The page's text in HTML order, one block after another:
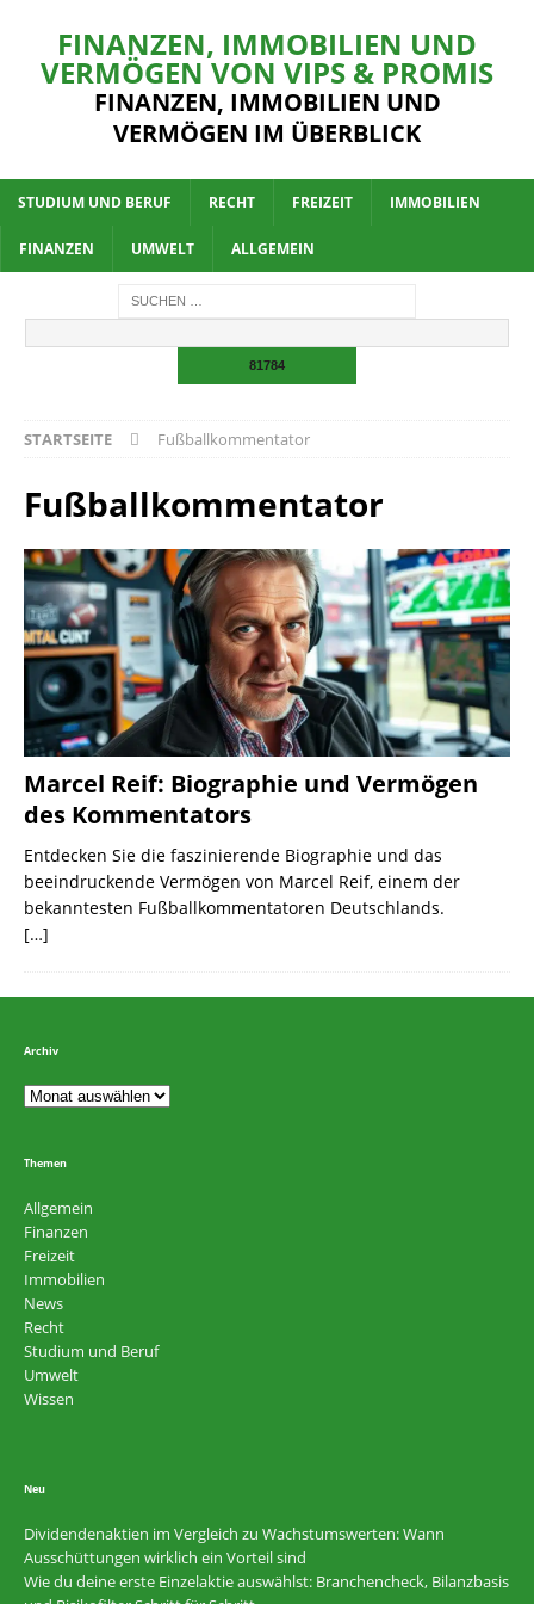
FINANZEN, IMMOBILIEN UND
VERMÖGEN VON VIPS & PROMIS
FINANZEN, IMMOBILIEN UND
VERMÖGEN IM ÜBERBLICK
STUDIUM UND BERUF RECHT FREIZEIT IMMOBILIEN
FINANZEN UMWELT ALLGEMEIN
STARTSEITE Fußballkommentator
Fußballkommentator
Marcel Reif: Biographie und Vermögen
des Kommentators
Entdecken Sie die faszinierende Biographie und das
beeindruckende Vermögen von Marcel Reif, einem der
bekanntesten Fußballkommentatoren Deutschlands.
[…]
Archiv
Themen
Allgemein
Finanzen
Freizeit
Immobilien
News
Recht
Studium und Beruf
Umwelt
Wissen
Neu
Dividendenaktien im Vergleich zu Wachstumswerten: Wann
Ausschüttungen wirklich ein Vorteil sind
Wie du deine erste Einzelaktie auswählst: Branchencheck, Bilanzbasis